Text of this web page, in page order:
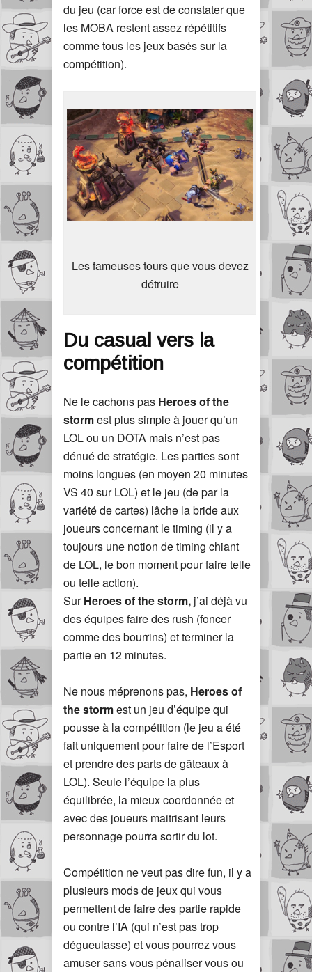
du jeu (car force est de constater que
les MOBA restent assez répétitifs
comme tous les jeux basés sur la
compétition).
Les fameuses tours que vous devez
détruire
Du casual vers la
compétition
Ne le cachons pas Heroes of the
stormest plus simple à jouer qu’un
LOL ou un DOTA mais n’est pas
dénué de stratégie. Les parties sont
moins longues (en moyen 20 minutes
VS 40 sur LOL) et le jeu (de par la
variété de cartes) lâche la bride aux
joueurs concernant le timing (il y a
toujours une notion de timing chiant
de LOL, le bon moment pour faire telle
ou telle action).
SurHeroes of the storm, j’ai déjà vu
des équipes faire des rush (foncer
comme des bourrins) et terminer la
partie en 12 minutes.
Ne nous méprenons pas, Heroes of
the stormest un jeu d’équipe qui
pousse à la compétition (le jeu a été
fait uniquement pour faire de l’Esport
et prendre des parts de gâteaux à
LOL). Seule l’équipe la plus
équilibrée, la mieux coordonnée et
avec des joueurs maitrisant leurs
personnage pourra sortir du lot.
Compétition ne veut pas dire fun, il y a
plusieurs mods de jeux qui vous
permettent de faire des partie rapide
ou contre l’IA (qui n’est pas trop
dégueulasse) et vous pourrez vous
amuser sans vous pénaliser vous ou